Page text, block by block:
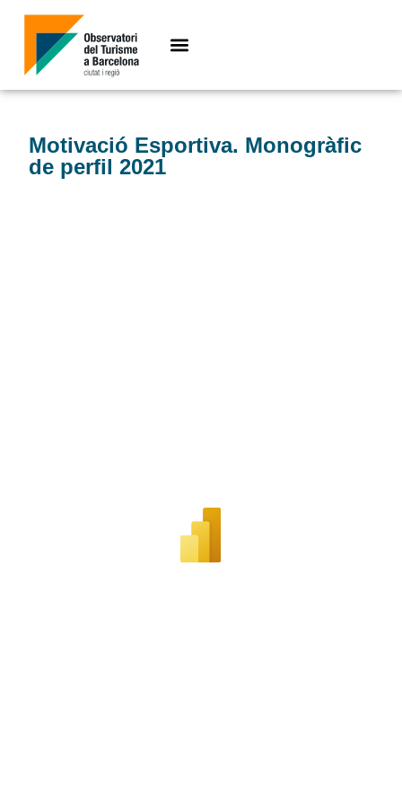
Motivació Esportiva. Monogràfic
de perfil 2021